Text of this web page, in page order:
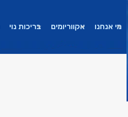
מי אנחנו אקווריומים בריכות נוי